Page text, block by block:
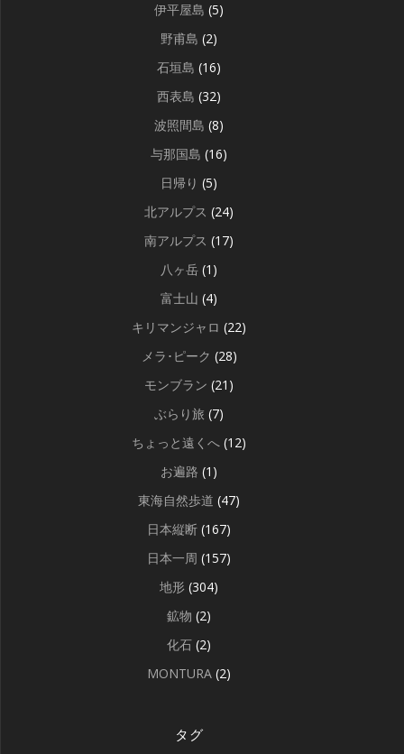
伊平屋島 (5)
野甫島 (2)
石垣島 (16)
西表島 (32)
波照間島 (8)
与那国島 (16)
日帰り (5)
北アルプス (24)
南アルプス (17)
八ヶ岳 (1)
富士山 (4)
キリマンジャロ (22)
メラ･ピーク (28)
モンブラン (21)
ぶらり旅 (7)
ちょっと遠くへ (12)
お遍路 (1)
東海自然歩道 (47)
日本縦断 (167)
日本一周 (157)
地形 (304)
鉱物 (2)
化石 (2)
MONTURA (2)
タグ